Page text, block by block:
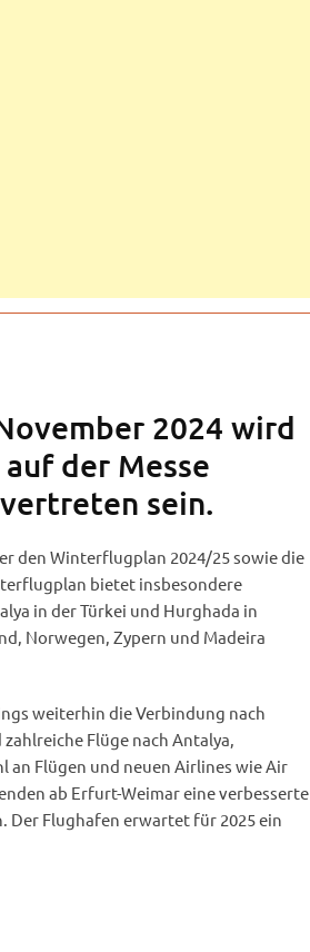
2024 wird
der Messe
sein.
den Winterflugplan 2024/25 sowie die
bietet insbesondere
in der Türkei und Hurghada in
Norwegen, Zypern und Madeira
weiterhin die Verbindung nach
Flüge nach Antalya,
an Flügen und neuen Airlines wie Air
ab Erfurt-Weimar eine verbesserte
Der Flughafen erwartet für 2025 ein